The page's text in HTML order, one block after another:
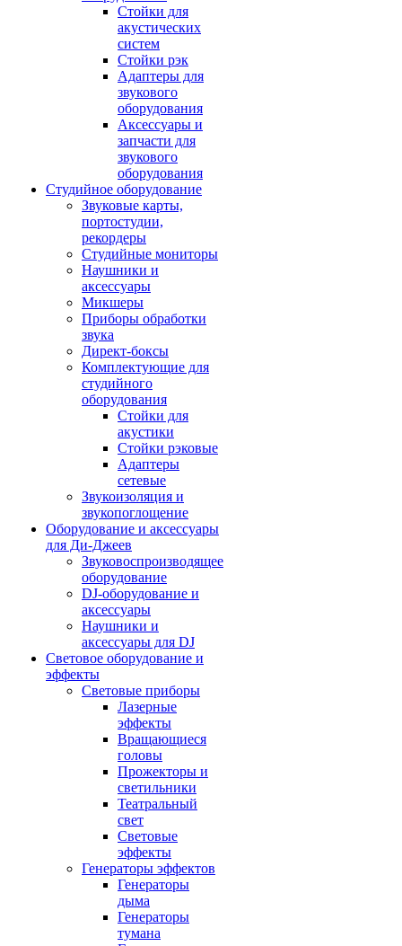
Стойки для
акустических
систем
Стойки рэк
Адаптеры для
звукового
оборудования
Аксессуары и
запчасти для
звукового
оборудования
Студийное оборудование
Звуковые карты,
портостудии,
рекордеры
Студийные мониторы
Наушники и
аксессуары
Микшеры
Приборы обработки
звука
Директ-боксы
Комплектующие для
студийного
оборудования
Стойки для
акустики
Стойки рэковые
Адаптеры
сетевые
Звукоизоляция и
звукопоглощение
Оборудование и аксессуары
для Ди-Джеев
Звуковоспроизводящее
оборудование
DJ-оборудование и
аксессуары
Наушники и
аксессуары для DJ
Световое оборудование и
эффекты
Световые приборы
Лазерные
эффекты
Вращающиеся
головы
Прожекторы и
светильники
Театральный
свет
Световые
эффекты
Генераторы эффектов
Генераторы
дыма
Генераторы
тумана